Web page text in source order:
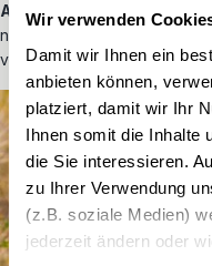
Wir verwenden
Damit wir Ihnen ein
anbieten können,
platziert, damit wir Ihr
Ihnen somit die Inhalte
die Sie interessieren.
zu Ihrer Verwendung
(z.B. soziale Medien)
jederzeit ändern oder
Afrika-Abenteuer
. Kaum
nämlich bereits fest, die
verschlang unser Fahrzeug